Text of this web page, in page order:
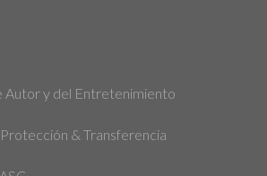
Autor y del Entretenimiento
& Transferencia